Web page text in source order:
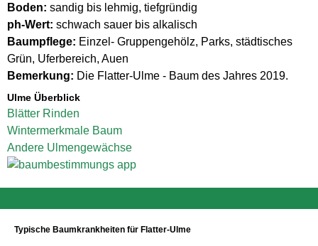
Boden: sandig bis lehmig, tiefgründig
ph-Wert: schwach sauer bis alkalisch
Baumpflege: Einzel- Gruppengehölz, Parks, städtisches
Grün, Uferbereich, Auen
Bemerkung: Die Flatter-Ulme - Baum des Jahres 2019.
Ulme Überblick
Blätter Rinden
Wintermerkmale Baum
Andere Ulmengewächse
Typische Baumkrankheiten für Flatter-Ulme